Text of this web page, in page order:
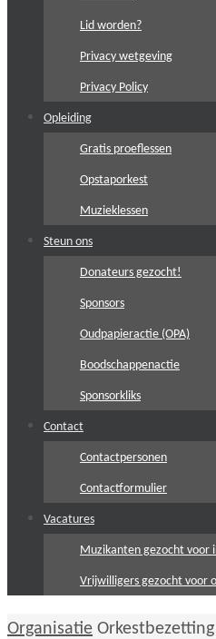
Lid worden?
Privacy wetgeving
Privacy Policy
Opleiding
Gratis proeflessen
Opstaporkest
Muzieklessen
Steun ons
Donateurs gezocht!
Sponsors
Oudpapieractie (OPA)
Boodschappenactie
Sponsorkliks
Contact
Contactpersonen
Contactformulier
Vacatures
Muzikanten gezocht voor
Vrijwilligers gezocht voor
Home
Organisatie Orkestbezetting